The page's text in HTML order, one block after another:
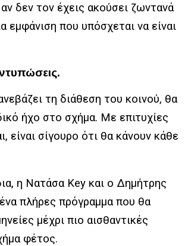
δεν τον έχεις ακούσει ζωντανά
εμφάνιση που υπόσχεται να είναι
τη διάθεση του κοινού, θα
ήχο στο σχήμα. Με επιτυχίες
είναι σίγουρο ότι θα κάνουν κάθε
, η Νατάσα Key και ο Δημήτρης
πλήρες πρόγραμμα που θα
μέχρι πιο αισθαντικές
φέτος.